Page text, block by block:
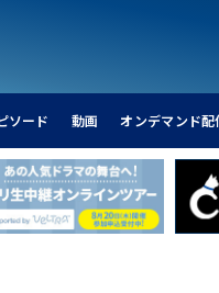
ソード 動画 オンデマンド配